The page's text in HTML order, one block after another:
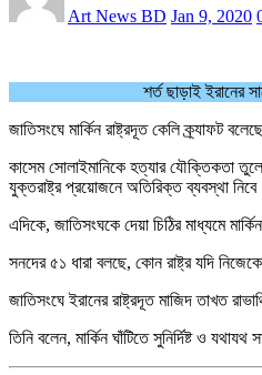
Art News BD Jan 9, 2020
শর্ত ছাড়াই ইরানের
জাতিসংঘে মার্কিন রাষ্ট্রদূত কেলি ক্র্যাফট
কাসেম সোলাইমানিকে হত্যার যৌক্তিকতা
যুক্তরাষ্ট্র প্রয়োজনে অতিরিক্ত ব্যবস্থা
এদিকে, জাতিসংঘকে দেয়া চিঠির মাধ্যমে
সনদের ৫১ ধারা বলছে, কোন রাষ্ট্র যদি
জাতিসংঘে ইরানের রাষ্ট্রদূত মাজিদ তাখত
তিনি বলেন, মার্কিন ঘাঁটিতে সুনির্দিষ্ট ও